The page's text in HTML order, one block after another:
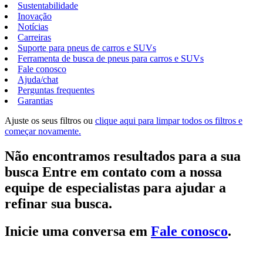
Sustentabilidade
Inovação
Notícias
Carreiras
Suporte para pneus de carros e SUVs
Ferramenta de busca de pneus para carros e SUVs
Fale conosco
Ajuda/chat
Perguntas frequentes
Garantias
Ajuste os seus filtros ou clique aqui para limpar todos os filtros e
começar novamente.
Não encontramos resultados para a sua
busca Entre em contato com a nossa
equipe de especialistas para ajudar a
refinar sua busca.
Inicie uma conversa em Fale conosco.